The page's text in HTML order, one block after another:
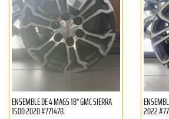
ENSEMBLE DE 4 MAGS 18" GMC SIERRA
1500 2020 #771478 2022